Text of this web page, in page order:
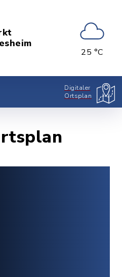
25 °C
Digitaler
Ortsplan